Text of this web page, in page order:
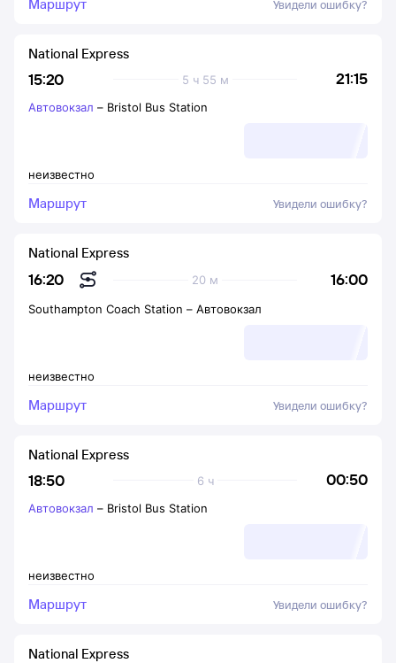
Маршрут Увидели ошибку?
15:20 21:15
5 ч 55 м
National Express
неизвестно
Автовокзал – Bristol Bus Station
Маршрут Увидели ошибку?
16:20 16:00
20 м
National Express
неизвестно
Southampton Coach Station – Автовокзал
Маршрут Увидели ошибку?
18:50 00:50
6 ч
National Express
неизвестно
Автовокзал – Bristol Bus Station
Маршрут Увидели ошибку?
National Express